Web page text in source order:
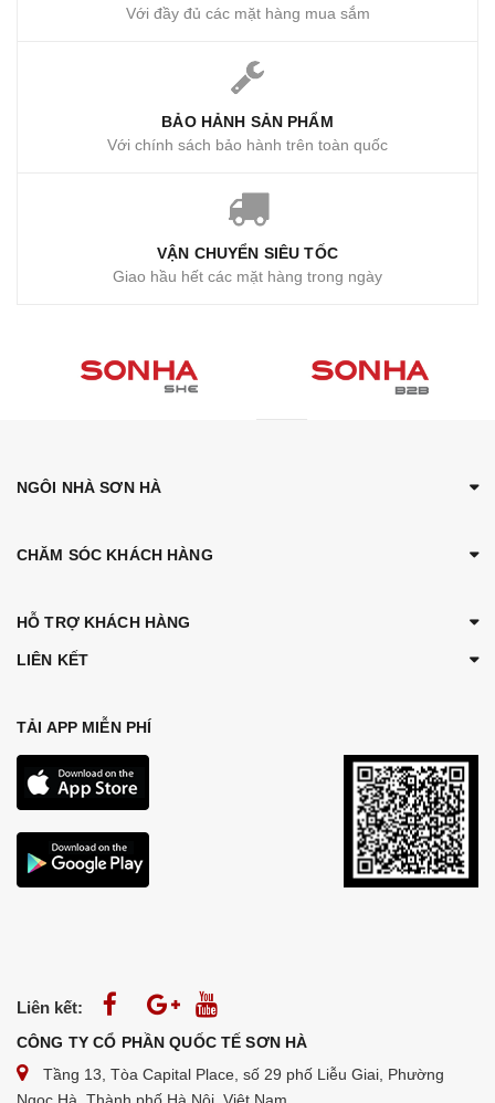
Với đầy đủ các mặt hàng mua sắm
BẢO HẢNH SẢN PHẨM
Với chính sách bảo hành trên toàn quốc
VẬN CHUYỂN SIÊU TỐC
Giao hầu hết các mặt hàng trong ngày
NGÔI NHÀ SƠN HÀ
CHĂM SÓC KHÁCH HÀNG
HỖ TRỢ KHÁCH HÀNG
LIÊN KẾT
TẢI APP MIỄN PHÍ
Liên kết:
CÔNG TY CỔ PHẦN QUỐC TẾ SƠN HÀ
Tầng 13, Tòa Capital Place, số 29 phố Liễu Giai, Phường
Ngọc Hà, Thành phố Hà Nội, Việt Nam